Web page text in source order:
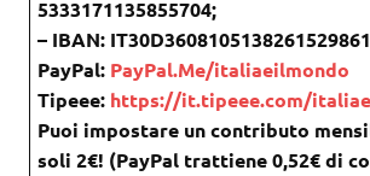
5333171135855704;
– IBAN:
PayPal: PayPal.Me/italiaeilmondo
Tipeee: https://it.tipeee.com/
Puoi impostare un contributo
soli 2€! (PayPal trattiene 0,52€ di